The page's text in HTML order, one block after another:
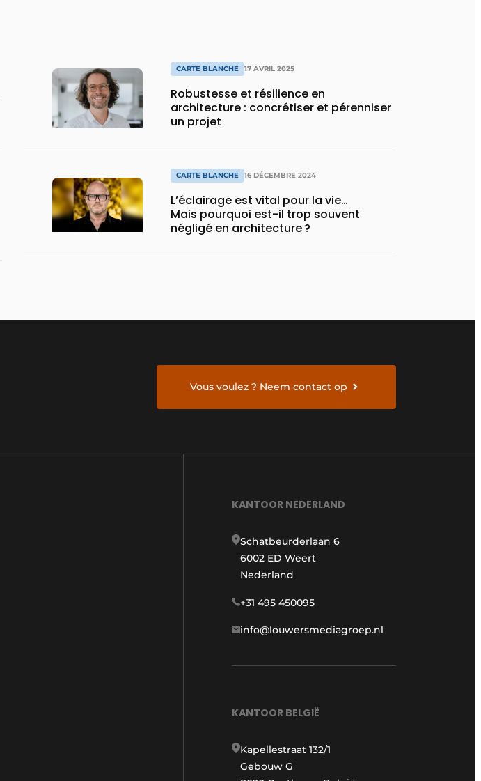
CARTE BLANCHE 17 AVRIL 2025
Robustesse et résilience en
architecture : concrétiser et pérenniser
un projet
CARTE BLANCHE 16 DÉCEMBRE 2024
L’éclairage est vital pour la vie…
Mais pourquoi est-il trop souvent
négligé en architecture ?
Vous voulez ? Neem contact op
KANTOOR NEDERLAND
Schatbeurderlaan 6
6002 ED Weert
Nederland
+31 495 450095
info@louwersmediagroep.nl
KANTOOR BELGIË
Kapellestraat 132/1
Gebouw G